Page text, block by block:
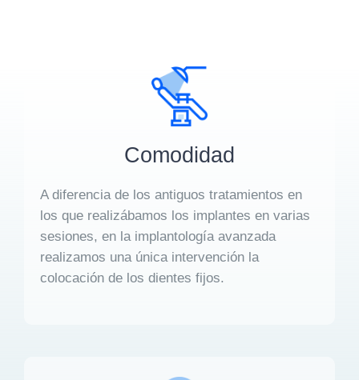
Comodidad
A diferencia de los antiguos tratamientos en
los que realizábamos los implantes en varias
sesiones, en la implantología avanzada
realizamos una única intervención la
colocación de los dientes fijos.